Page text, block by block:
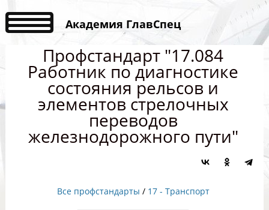
Академия ГлавСпец
Профстандарт "17.084
Работник по диагностике
состояния рельсов и
элементов стрелочных
переводов
железнодорожного пути"
Все профстандарты / 17 - Транспорт